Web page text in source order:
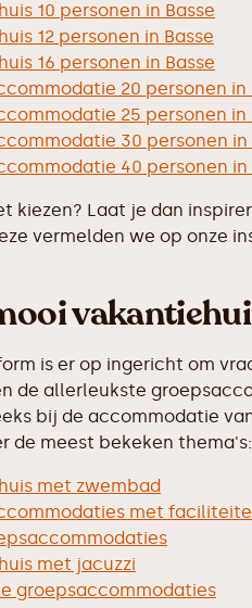
10 personen in Basse
12 personen in Basse
16 personen in Basse
20 personen in
25 personen in
30 personen in
40 personen in
kiezen? Laat je dan
vermelden we op onze
is er op ingericht om
de allerleukste
bij de accommodatie
de meest bekeken thema's:
met zwembad
met
met jacuzzi
groepsaccommodaties